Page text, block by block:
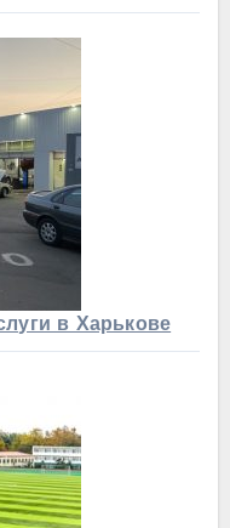
в Харькове